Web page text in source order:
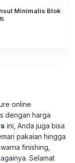
Minimalis Blok
online
dengan harga
ini, Anda juga bisa
pakaian hingga
finishing,
Selamat